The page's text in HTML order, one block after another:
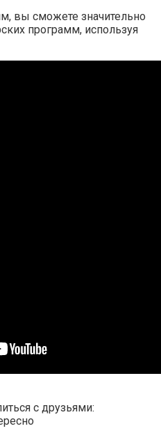
вы сможете значительно
программ, используя
с друзьями: